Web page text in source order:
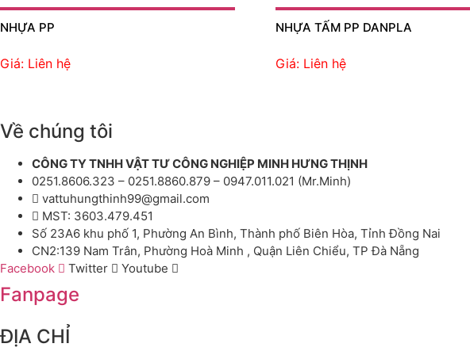
NHỰA PP
Giá: Liên hệ
NHỰA TẤM PP DANPLA
Giá: Liên hệ
Về chúng tôi
CÔNG TY TNHH VẬT TƯ CÔNG NGHIỆP MINH HƯNG THỊNH
0251.8606.323 – 0251.8860.879 – 0947.011.021 (Mr.Minh)
vattuhungthinh99@gmail.com
MST: 3603.479.451
Số 23A6 khu phố 1, Phường An Bình, Thành phố Biên Hòa, Tỉnh Đồng Nai
CN2:139 Nam Trân, Phường Hoà Minh , Quận Liên Chiểu, TP Đà Nẵng
Facebook
Twitter Youtube
Fanpage
ĐỊA CHỈ